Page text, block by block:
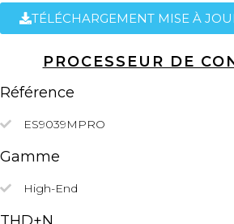
TÉLÉCHARGEMENT MISE À
PROCESSEUR DE
Référence
ES9039MPRO
Gamme
High-End